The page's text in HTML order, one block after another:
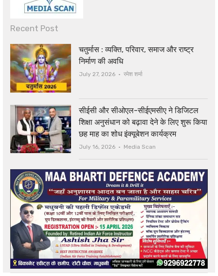
Recent Post
चतुर्मास : व्यक्ति, परिवार, समाज और राष्ट्र
निर्माण की अवधि
July 27, 2026 Author
रमेश शर्मा
सीईसी और सीओएल-सीईएमसीए ने डिजिटल
शिक्षा अनुसंधान को बढ़ावा देने के लिए शुरू किया
छह माह का शोध इंक्यूबेशन कार्यक्रम
July 16, 2026 Author
Media Scan